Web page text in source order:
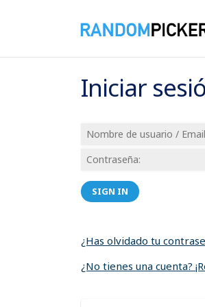
Iniciar
SIGN IN
¿Has olvidado tu
¿No tienes una cuenta?